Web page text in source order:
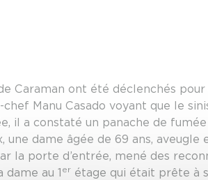
Caraman ont été déclenchés
Manu Casado voyant que le
il a constaté un panache de
dame âgée de 69 ans,
la porte d’entrée, mené des
au 1 er étage qui était prête à